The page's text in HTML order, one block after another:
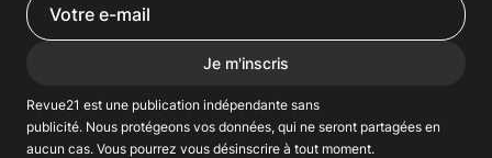
Je m'inscris
Revue21 est une publication indépendante sans
publicité. Nous protégeons vos données, qui ne seront partagées en
aucun cas. Vous pourrez vous désinscrire à tout moment.